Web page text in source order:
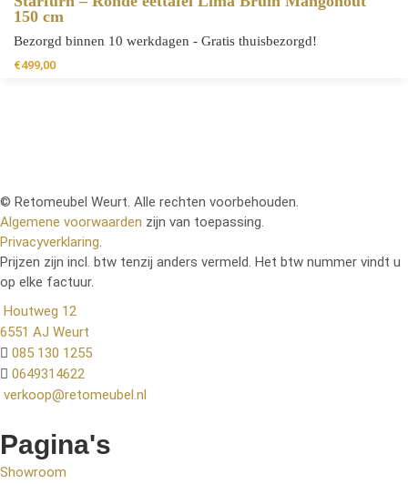
150 cm
Bezorgd binnen 10 werkdagen - Gratis thuisbezorgd!
€499,00
© Retomeubel Weurt. Alle rechten voorbehouden.
Algemene voorwaarden zijn van toepassing.
Privacyverklaring.
Prijzen zijn incl. btw tenzij anders vermeld. Het btw nummer vindt u
op elke factuur.
Houtweg 12
6551 AJ Weurt
085 130 1255
0649314622
verkoop@retomeubel.nl
Pagina's
Showroom